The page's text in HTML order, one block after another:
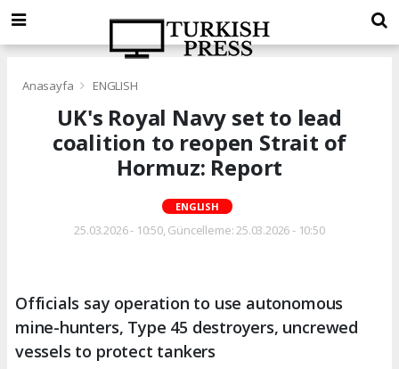
Anasayfa ENGLISH
UK's Royal Navy set to lead
coalition to reopen Strait of
Hormuz: Report
ENGLISH
25.03.2026 - 10:50, Güncelleme: 25.03.2026 - 10:50
Officials say operation to use autonomous
mine-hunters, Type 45 destroyers, uncrewed
vessels to protect tankers